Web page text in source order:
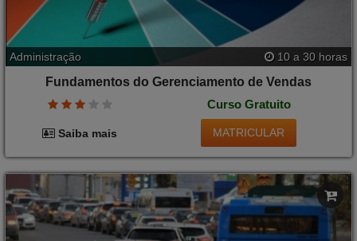
Administração 10 a 30 horas
Fundamentos do Gerenciamento de Vendas
Curso Gratuito
Saiba mais MATRICULAR